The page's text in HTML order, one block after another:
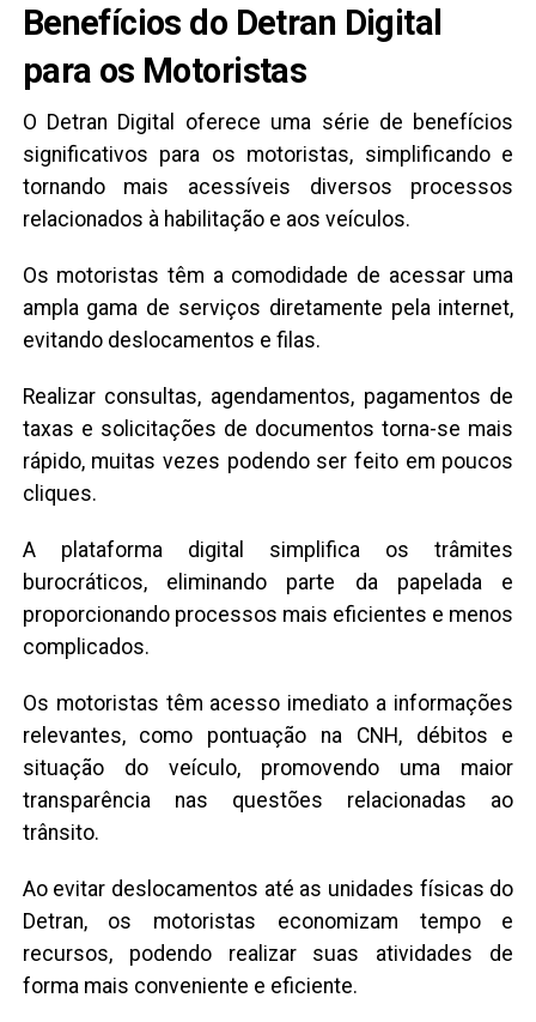
Benefícios do Detran Digital
para os Motoristas
O Detran Digital oferece uma série de benefícios
significativos para os motoristas, simplificando e
tornando mais acessíveis diversos processos
relacionados à habilitação e aos veículos.
Os motoristas têm a comodidade de acessar uma
ampla gama de serviços diretamente pela internet,
evitando deslocamentos e filas.
Realizar consultas, agendamentos, pagamentos de
taxas e solicitações de documentos torna-se mais
rápido, muitas vezes podendo ser feito em poucos
cliques.
A plataforma digital simplifica os trâmites
burocráticos, eliminando parte da papelada e
proporcionando processos mais eficientes e menos
complicados.
Os motoristas têm acesso imediato a informações
relevantes, como pontuação na CNH, débitos e
situação do veículo, promovendo uma maior
transparência nas questões relacionadas ao
trânsito.
Ao evitar deslocamentos até as unidades físicas do
Detran, os motoristas economizam tempo e
recursos, podendo realizar suas atividades de
forma mais conveniente e eficiente.